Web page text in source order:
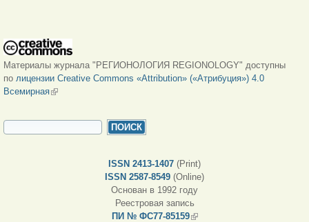
Материалы журнала "РЕГИОНОЛОГИЯ REGIONOLOGY" доступны
по лицензии Creative Commons «Attribution» («Атрибуция») 4.0
Всемирная(внешняя ссылка)
ФОРМА ПОИСКА
ISSN 2413-1407 (Print)
ISSN 2587-8549 (Online)
Основан в 1992 году
Реестровая запись
ПИ № ФС77-85159(внешняя ссылка)